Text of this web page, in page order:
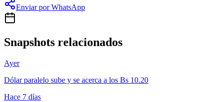
Enviar por WhatsApp
Snapshots relacionados
Ayer
Dólar paralelo sube y se acerca a los Bs 10.20
Hace 7 días